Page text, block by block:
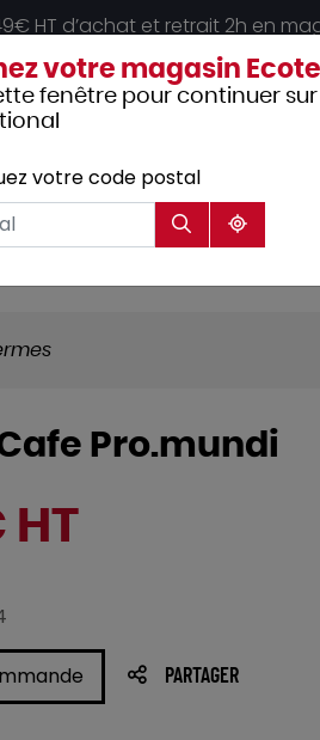
HT d’achat et retrait 2h en
Hôtellerie Mobilier
Pro.mundi
HT
PARTAGER
votre magasin Ecotel
fenêtre pour continuer sur
votre code postal